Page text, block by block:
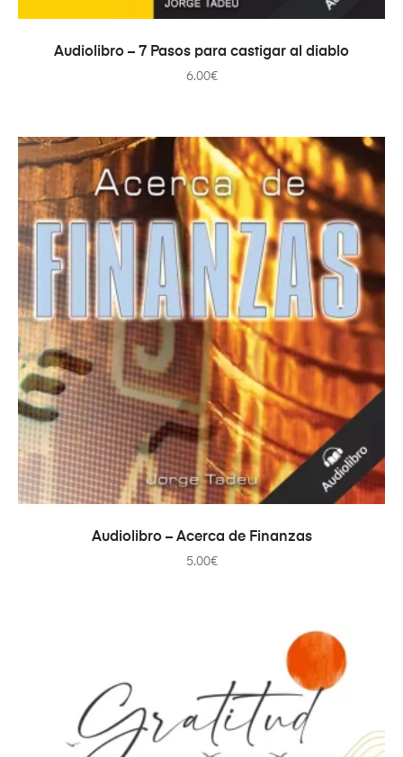
AÑADIR AL CARRITO
Audiolibro – 7 Pasos para castigar al diablo
6.00€
AÑADIR AL CARRITO
Audiolibro – Acerca de Finanzas
5.00€